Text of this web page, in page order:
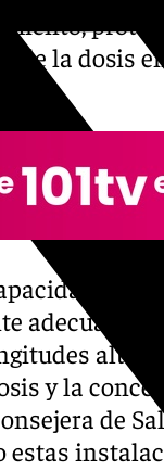
de la dosis
de
adecuada
altas
y la
de
estas